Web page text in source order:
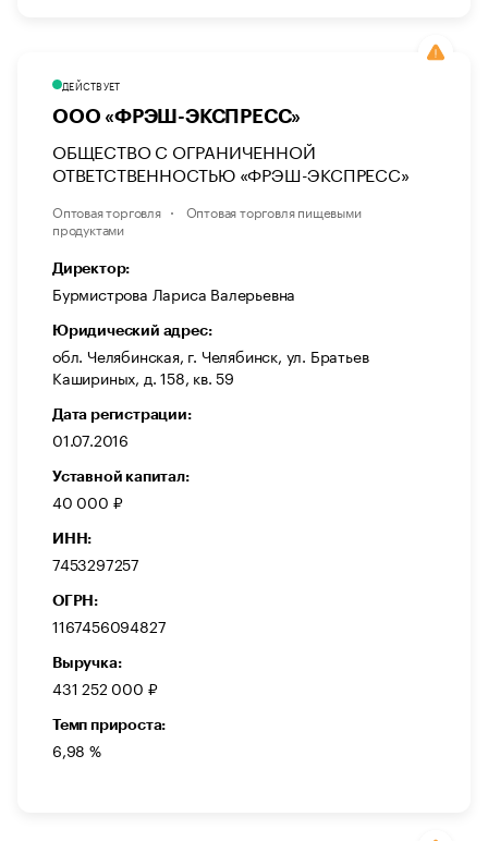
ДЕЙСТВУЕТ
ООО «ФРЭШ-ЭКСПРЕСС»
ОБЩЕСТВО С ОГРАНИЧЕННОЙ
ОТВЕТСТВЕННОСТЬЮ «ФРЭШ-ЭКСПРЕСС»
Оптовая торговля
Оптовая торговля пищевыми
продуктами
Директор:
Бурмистрова Лариса Валерьевна
Юридический адрес:
обл. Челябинская, г. Челябинск, ул. Братьев
Кашириных, д. 158, кв. 59
Дата регистрации:
01.07.2016
Уставной капитал:
40 000 ₽
ИНН:
7453297257
ОГРН:
1167456094827
Выручка:
431 252 000 ₽
Темп прироста:
6,98 %